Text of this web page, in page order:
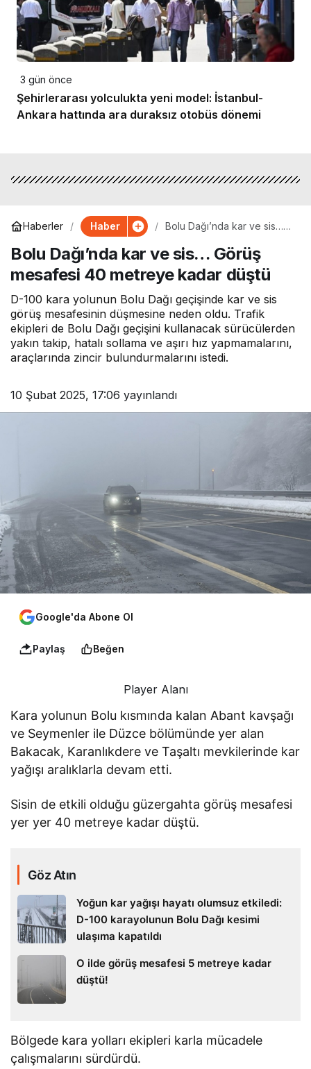
3 gün önce
Şehirlerarası yolculukta yeni model: İstanbul-
Ankara hattında ara duraksız otobüs dönemi
Haberler Haber
Bolu Dağı’nda kar ve sis…
kadar düştü
Bolu Dağı’nda kar ve sis… Görüş
mesafesi 40 metreye kadar düştü
D-100 kara yolunun Bolu Dağı geçişinde kar ve sis
görüş mesafesinin düşmesine neden oldu. Trafik
ekipleri de Bolu Dağı geçişini kullanacak sürücülerden
yakın takip, hatalı sollama ve aşırı hız yapmamalarını,
araçlarında zincir bulundurmalarını istedi.
10 Şubat 2025, 17:06 yayınlandı
Google'da Abone Ol
Paylaş Beğen
Player Alanı
Kara yolunun Bolu kısmında kalan Abant kavşağı
ve Seymenler ile Düzce bölümünde yer alan
Bakacak, Karanlıkdere ve Taşaltı mevkilerinde kar
yağışı aralıklarla devam etti.
Sisin de etkili olduğu güzergahta görüş mesafesi
yer yer 40 metreye kadar düştü.
Göz Atın
Yoğun kar yağışı hayatı olumsuz etkiledi:
D-100 karayolunun Bolu Dağı kesimi
ulaşıma kapatıldı
O ilde görüş mesafesi 5 metreye kadar
düştü!
Bölgede kara yolları ekipleri karla mücadele
çalışmalarını sürdürdü.